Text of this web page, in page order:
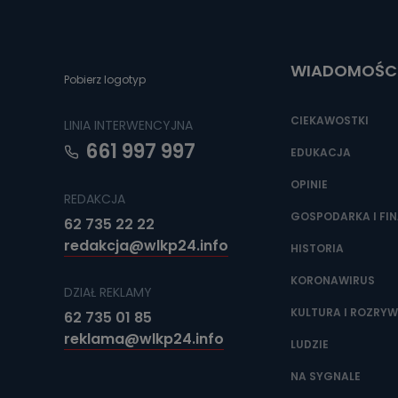
Jakie
źródeł
adres
Jak
Pobierz logotyp
LINIA INTERWENCYJNA
661 997 997
REDAKCJA
62 735 22 22
redakcja@wlkp24.info
DZIAŁ REKLAMY
62 735 01 85
reklama@wlkp24.info
CIEKAWOSTKI
EDUKACJA
OPINIE
GOSPODARKA I
HISTORIA
KORONAWIRUS
KULTURA I
LUDZIE
NA SYGNALE